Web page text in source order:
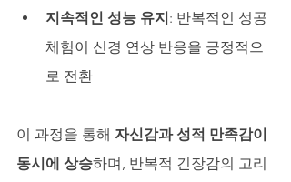
지속적인 성능 유지: 반복적인 성공
체험이 신경 연상 반응을 긍정적으
로 전환
이 과정을 통해 자신감과 성적 만족감이
동시에 상승하며, 반복적 긴장감의 고리